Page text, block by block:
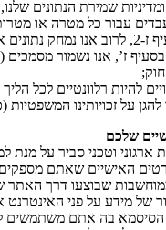
שמירת הנתונים
שלכם